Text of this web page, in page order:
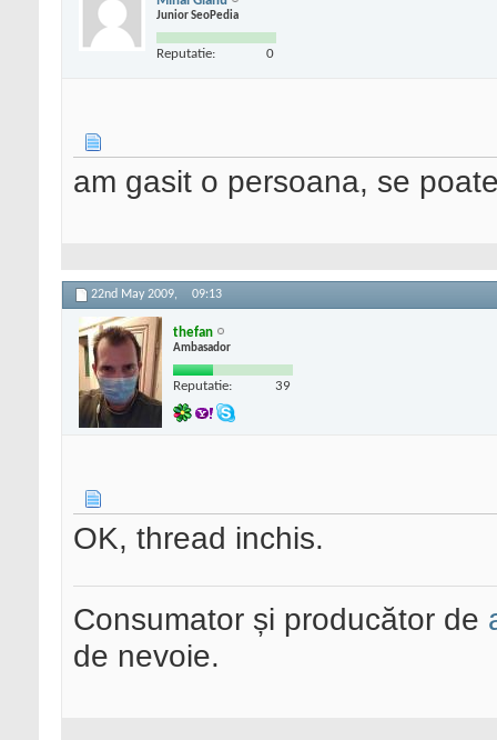
Junior SeoPedia
Reputatie: 0
am gasit o persoana, se
22nd May 2009, 09:13
thefan
Ambasador
Reputatie: 39
OK, thread inchis.
Consumator și producător de
de nevoie.